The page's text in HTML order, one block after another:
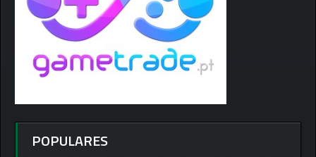
POPULARES